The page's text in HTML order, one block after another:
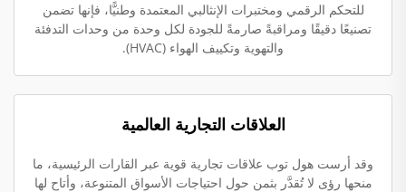
للتحكم الرقمي ومختبرات الإنثالبي المعتمدة وطنيًّا، فإنها تضمن
تصنيعًا دقيقًا ومراقبةً صارمةً للجودة لكل وحدة من وحدات التدفئة
والتهوية وتكييف الهواء (HVAC).
العلاقات التجارية العالمية
وقد أرست هول توب علاقات تجارية قوية عبر القارات الرئيسية، ما
منحها رؤى لا تُقدَّر بثمن حول احتياجات الأسواق المتنوعة، وأتاح لها